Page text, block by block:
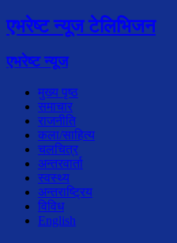
एभरेष्ट न्यूज टेलिभिजन
एभरेष्ट न्यूज
मुख्य पृष्ठ
समाचार
राजनीति
कला/साहित्य
चलचित्र
अन्तरवार्ता
स्वस्थ्य
अन्तराष्ट्रिय
विविध
English